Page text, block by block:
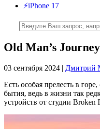
⚡️iPhone 17
Old Man’s
03 сентября 2024 | Дмитрий
Есть особая прелесть в
бытия, ведь в жизни так
устройств от студии Broken